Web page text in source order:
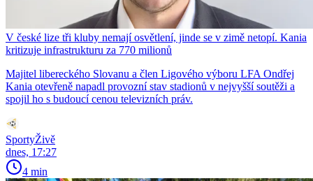
V české lize tři kluby nemají osvětlení, jinde se v zimě netopí. Kania
kritizuje infrastrukturu za 770 milionů
Majitel libereckého Slovanu a člen Ligového výboru LFA Ondřej
Kania otevřeně napadl provozní stav stadionů v nejvyšší soutěži a
spojil ho s budoucí cenou televizních práv.
SportyŽivě
dnes, 17:27
4 min